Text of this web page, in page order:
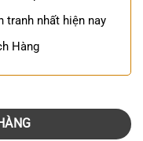
tranh nhất hiện nay
Hàng